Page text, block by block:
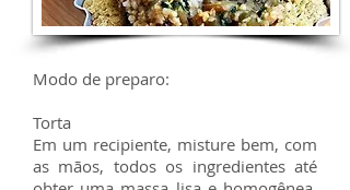
Modo de preparo:
Torta
Em um recipiente, misture bem, com
as mãos, todos os ingredientes até